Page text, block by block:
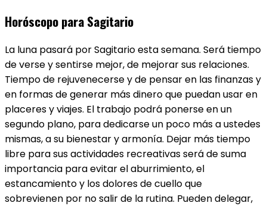
Horóscopo para Sagitario
La luna pasará por Sagitario esta semana. Será tiempo
de verse y sentirse mejor, de mejorar sus relaciones.
Tiempo de rejuvenecerse y de pensar en las finanzas y
en formas de generar más dinero que puedan usar en
placeres y viajes. El trabajo podrá ponerse en un
segundo plano, para dedicarse un poco más a ustedes
mismas, a su bienestar y armonía. Dejar más tiempo
libre para sus actividades recreativas será de suma
importancia para evitar el aburrimiento, el
estancamiento y los dolores de cuello que
sobrevienen por no salir de la rutina. Pueden delegar,